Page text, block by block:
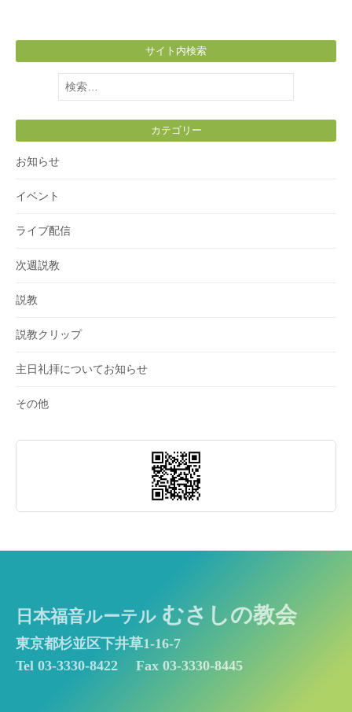
サイト内検索
検
索:
カテゴリー
お知らせ
イベント
ライブ配信
次週説教
説教
説教クリップ
主日礼拝についてお知らせ
その他
日本福音ルーテル むさしの教会
東京都杉並区下井草1-16-7
Tel 03-3330-8422
Fax 03-3330-8445